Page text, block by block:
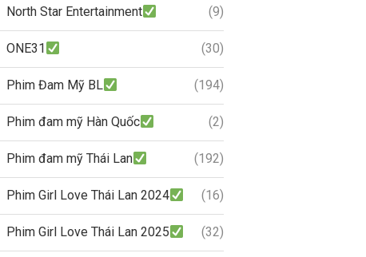
North Star Entertainment (9)
ONE31 (30)
Phim Đam Mỹ BL (194)
Phim đam mỹ Hàn Quốc (2)
Phim đam mỹ Thái Lan (192)
Phim Girl Love Thái Lan 2024 (16)
Phim Girl Love Thái Lan 2025 (32)